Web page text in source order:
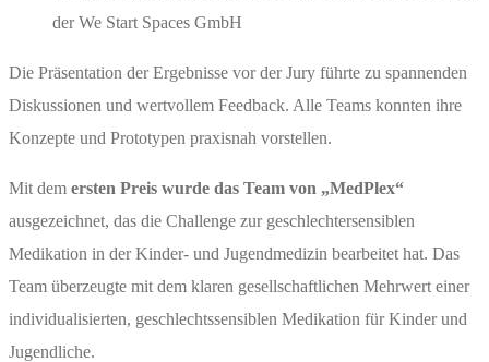
der We Start Spaces GmbH
Die Präsentation der Ergebnisse vor der Jury führte zu spannenden
Diskussionen und wertvollem Feedback. Alle Teams konnten ihre
Konzepte und Prototypen praxisnah vorstellen.
Mit dem ersten Preis wurde das Team von „MedPlex“
ausgezeichnet, das die Challenge zur geschlechtersensiblen
Medikation in der Kinder- und Jugendmedizin bearbeitet hat. Das
Team überzeugte mit dem klaren gesellschaftlichen Mehrwert einer
individualisierten, geschlechtssensiblen Medikation für Kinder und
Jugendliche.